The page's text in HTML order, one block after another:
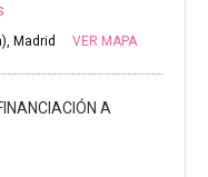
Madrid VER MAPA
A